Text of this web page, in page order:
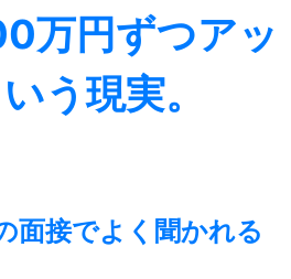
万円ずつアッ
う現実。